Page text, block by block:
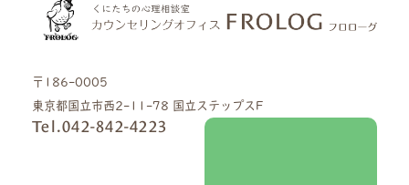
〒186-0005
東京都国立市西2-11-78 国立ステップスF
Tel.042-842-4223